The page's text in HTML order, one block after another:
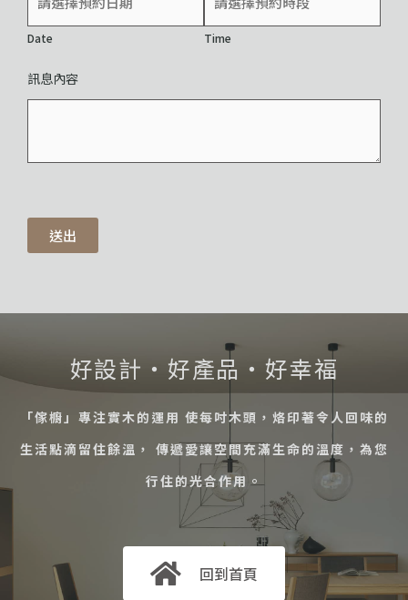
Date Time
訊息內容
送出
好設計・好產品・好幸福
「傢櫥」專注實木的運用 使每吋木頭，烙印著令人回味的
生活點滴留住餘溫， 傳遞愛讓空間充滿生命的溫度，為您
行住的光合作用。
回到首頁